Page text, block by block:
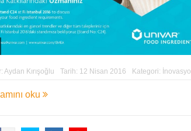
Aydan Kırışoğlu Tarih: 12 Nisan 2016 Kategori:
oku